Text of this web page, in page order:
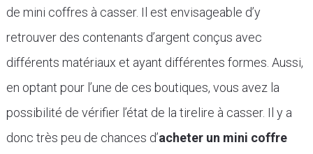
de mini coffres à casser. Il est envisageable d’y
retrouver des contenants d’argent conçus avec
différents matériaux et ayant différentes formes. Aussi,
en optant pour l’une de ces boutiques, vous avez la
possibilité de vérifier l’état de la tirelire à casser. Il y a
donc très peu de chances d’acheter un mini coffre